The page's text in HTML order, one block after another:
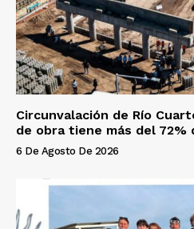
Circunvalación de Río
de obra tiene más del 72%
6 De Agosto De 2026